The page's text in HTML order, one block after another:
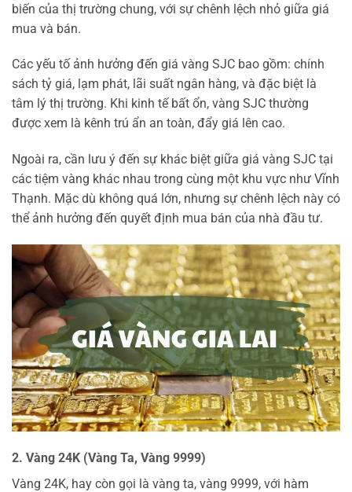
biến của thị trường chung, với sự chênh lệch nhỏ giữa giá
mua và bán.
Các yếu tố ảnh hưởng đến giá vàng SJC bao gồm: chính
sách tỷ giá, lạm phát, lãi suất ngân hàng, và đặc biệt là
tâm lý thị trường. Khi kinh tế bất ổn, vàng SJC thường
được xem là kênh trú ẩn an toàn, đẩy giá lên cao.
Ngoài ra, cần lưu ý đến sự khác biệt giữa giá vàng SJC tại
các tiệm vàng khác nhau trong cùng một khu vực như Vĩnh
Thạnh. Mặc dù không quá lớn, nhưng sự chênh lệch này có
thể ảnh hưởng đến quyết định mua bán của nhà đầu tư.
2. Vàng 24K (Vàng Ta, Vàng 9999)
Vàng 24K, hay còn gọi là vàng ta, vàng 9999, với hàm